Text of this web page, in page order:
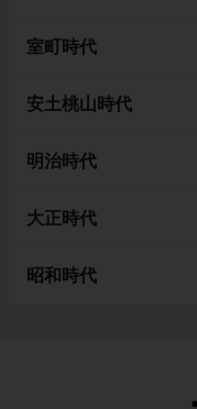
室町時代
安土桃山時代
明治時代
大正時代
昭和時代